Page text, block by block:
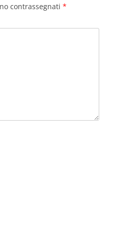
contrassegnati *